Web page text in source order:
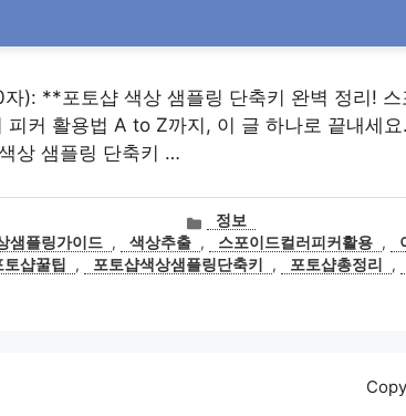
): **포토샵 색상 샘플링 단축키 완벽 정리! 스
피커 활용법 A to Z까지, 이 글 하나로 끝내
상 샘플링 단축키 …
카
테
고
정보
샘플링가이드 , 색상추출 , 스포이드컬러피커활용 ,
토샵꿀팁 , 포토샵색상샘플링단축키 , 포토샵총정리 ,